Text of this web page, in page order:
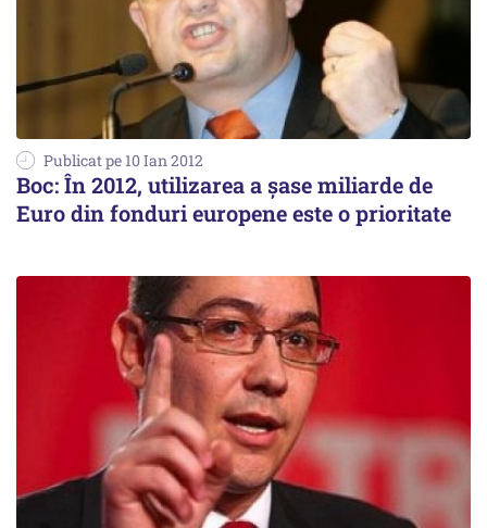
Publicat pe 10 Ian 2012
Boc: În 2012, utilizarea a șase miliarde de
Euro din fonduri europene este o prioritate